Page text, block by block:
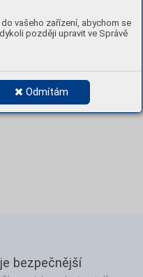
vašeho zařízení, abychom se
později upravit ve Správě
Odmítám
bezpečnější